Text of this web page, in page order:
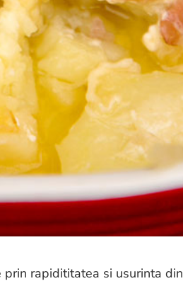
rapidititatea si usurinta din